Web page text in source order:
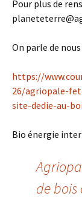
Pour plus de
On parle de
https://
26/agriopale-
site-dedie-au-
Bio énergie
de bois